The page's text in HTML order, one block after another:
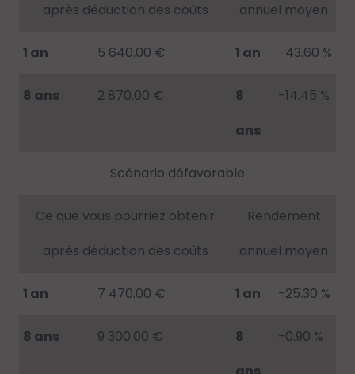
après déduction des coûts
annuel moyen
1 an 5 640.00 € 1 an -43.60 %
8 ans 2 870.00 €
8
ans
-14.45 %
Scénario défavorable
Ce que vous pourriez obtenir
après déduction des coûts
Rendement
annuel moyen
1 an 7 470.00 € 1 an -25.30 %
8 ans 9 300.00 €
8
-0.90 %